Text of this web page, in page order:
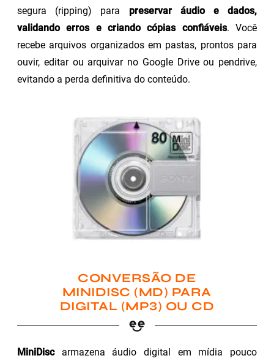
segura (ripping) para preservar áudio e dados,
validando erros e criando cópias confiáveis. Você
recebe arquivos organizados em pastas, prontos para
ouvir, editar ou arquivar no Google Drive ou pendrive,
evitando a perda definitiva do conteúdo.
CONVERSÃO DE
MINIDISC (MD) PARA
DIGITAL (MP3) OU CD
MiniDiscarmazena áudio digital em mídia pouco